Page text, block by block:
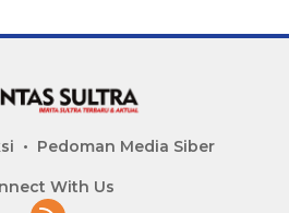
Pedoman Media Siber
With Us